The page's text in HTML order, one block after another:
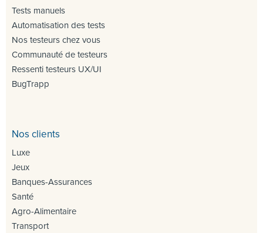
Tests manuels
Automatisation des tests
Nos testeurs chez vous
Communauté de testeurs
Ressenti testeurs UX/UI
BugTrapp
Nos clients
Luxe
Jeux
Banques-Assurances
Santé
Agro-Alimentaire
Transport